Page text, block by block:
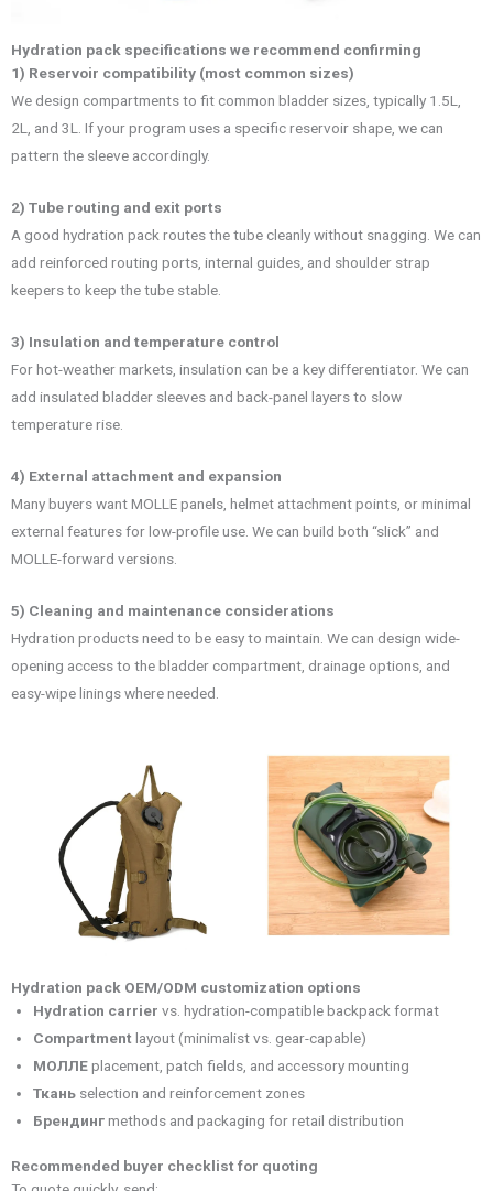
Hydration pack specifications we recommend confirming
1) Reservoir compatibility (most common sizes)
We design compartments to fit common bladder sizes, typically 1.5L,
2L, and 3L. If your program uses a specific reservoir shape, we can
pattern the sleeve accordingly.
2) Tube routing and exit ports
A good hydration pack routes the tube cleanly without snagging. We can
add reinforced routing ports, internal guides, and shoulder strap
keepers to keep the tube stable.
3) Insulation and temperature control
For hot-weather markets, insulation can be a key differentiator. We can
add insulated bladder sleeves and back-panel layers to slow
temperature rise.
4) External attachment and expansion
Many buyers want MOLLE panels, helmet attachment points, or minimal
external features for low-profile use. We can build both “slick” and
MOLLE-forward versions.
5) Cleaning and maintenance considerations
Hydration products need to be easy to maintain. We can design wide-
opening access to the bladder compartment, drainage options, and
easy-wipe linings where needed.
Hydration pack OEM/ODM customization options
Hydration carrier vs. hydration-compatible backpack format
Compartment layout (minimalist vs. gear-capable)
МОЛЛЕplacement, patch fields, and accessory mounting
Ткань selection and reinforcement zones
Брендингmethods and packaging for retail distribution
Recommended buyer checklist for quoting